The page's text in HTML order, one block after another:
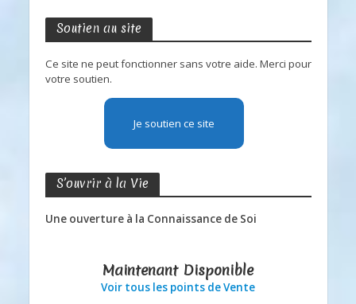
Soutien au site
Ce site ne peut fonctionner sans votre aide. Merci pour
votre soutien.
Je soutien ce site
S’ouvrir à la Vie
Une ouverture à la Connaissance de Soi
Maintenant Disponible
Voir tous les points de Vente